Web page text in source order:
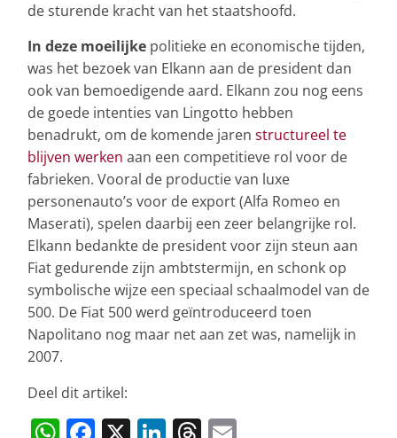
de sturende kracht van het staatshoofd.
In deze moeilijke politieke en economische tijden,
was het bezoek van Elkann aan de president dan
ook van bemoedigende aard. Elkann zou nog eens
de goede intenties van Lingotto hebben
benadrukt, om de komende jaren structureel te
blijven werken aan een competitieve rol voor de
fabrieken. Vooral de productie van luxe
personenauto’s voor de export (Alfa Romeo en
Maserati), spelen daarbij een zeer belangrijke rol.
Elkann bedankte de president voor zijn steun aan
Fiat gedurende zijn ambtstermijn, en schonk op
symbolische wijze een speciaal schaalmodel van de
500. De Fiat 500 werd geïntroduceerd toen
Napolitano nog maar net aan zet was, namelijk in
2007.
Deel dit artikel: